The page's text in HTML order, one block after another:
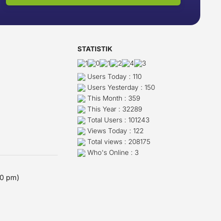
pm)
STATISTIK
Users Today : 110
Users Yesterday : 150
This Month : 359
This Year : 32289
Total Users : 101243
Views Today : 122
Total views : 208175
Who's Online : 3